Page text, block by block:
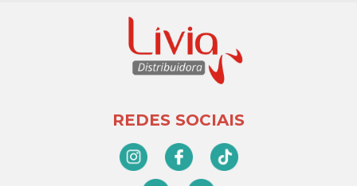
REDES SOCIAIS